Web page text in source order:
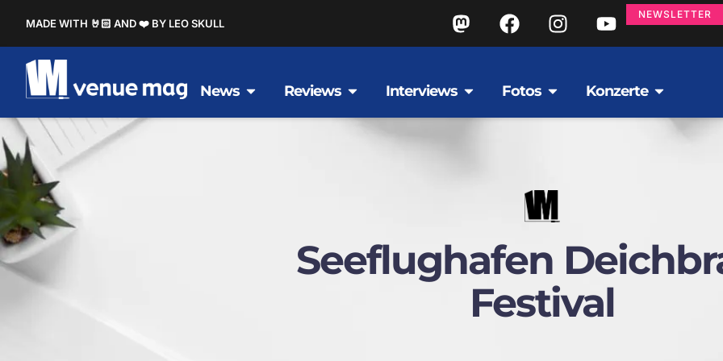
MADE WITH 🤘🏻 AND ❤️ BY LEO SKULL
NEWSLETTER
News Reviews Interviews Fotos Konzerte
Seeflughafen
Festival